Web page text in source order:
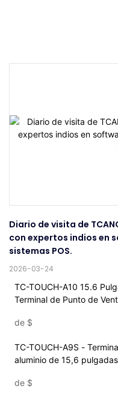
Diario de visita de
con expertos indios en
sistemas POS.
2026-03-24
TC-TOUCH-A10 15.6
Terminal de Punto de
de $
TC-TOUCH-A9S -
aluminio de 15,6
de $